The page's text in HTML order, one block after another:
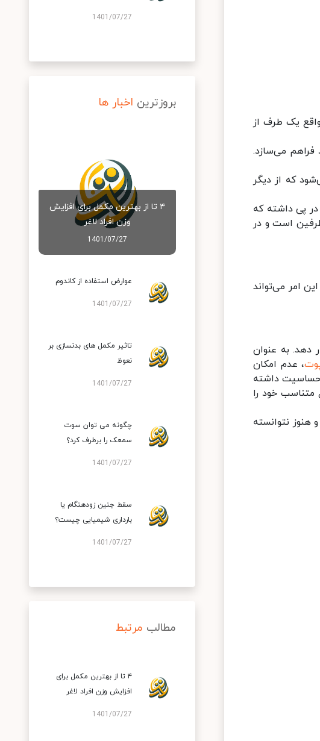
یک طرف از
فراهم می‌سازد.
که از دیگر
پی داشته که
است و در
امر می‌تواند
دهد. به عنوان
، عدم امکان
حساسیت داشته
خود را
هنوز نتوانسته
1401/07/27
بروزترین اخبار ها
۴ تا از بهترین مکمل برای افزایش
وزن افراد لاغر
1401/07/27
عوارض استفاده از کاندوم
1401/07/27
تاثیر مکمل های بدنسازی بر
نعوظ
1401/07/27
چگونه می توان سوت
سمعک را برطرف کرد؟
1401/07/27
سقط جنین زودهنگام یا
بارداری شیمیایی چیست؟
1401/07/27
مطالب مرتبط
۴ تا از بهترین مکمل برای
افزایش وزن افراد لاغر
1401/07/27